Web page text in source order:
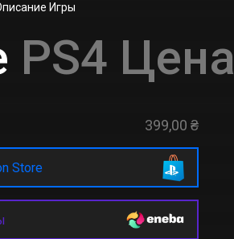
Игры
PS4
399,00 ₴
Store